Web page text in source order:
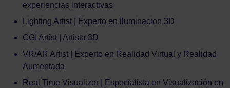
experiencias interactivas
Lighting Artist | Experto en iluminacion 3D
CGI Artist | Artista 3D
VR/AR Artist | Experto en Realidad Virtual y Realidad
Aumentada
Real Time Visualizer | Especialista en Visualización en